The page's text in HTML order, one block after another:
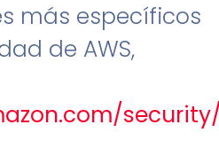
más específicos
de AWS,